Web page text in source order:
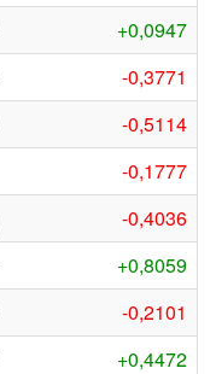
+0,0947
-0,3771
-0,5114
-0,1777
-0,4036
+0,8059
-0,2101
+0,4472